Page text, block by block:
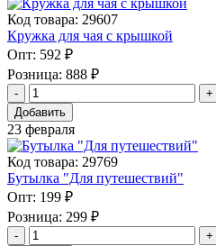
Код товара: 29607
Кружка для чая с крышкой
Опт: 592 ₽
Розница: 888 ₽
Добавить
23 февраля
Код товара: 29769
Бутылка "Для путешествий"
Опт: 199 ₽
Розница: 299 ₽